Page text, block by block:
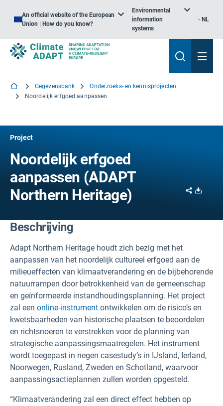
An official website of the European
Union | How do you know?
Environmental
information
systems
NL
Gegevensbank
Onderzoeks- en kennisprojecten
Noordelijk erfgoed aanpassen
Project
Noordelijk erfgoed
aanpassen (ADAPT
Northern Heritage)
Share
Beschrijving
Adapt Northern Heritage houdt zich bezig met het
aanpassen van het noordelijk cultureel erfgoed aan de
milieueffecten van klimaatverandering en de bijbehorende
natuurrampen door betrokkenheid van de gemeenschap
en geïnformeerde instandhoudingsplanning. Het project
zal een online-instrument ontwikkelen om de risico’s en
kwetsbaarheden van historische plaatsen te beoordelen
en richtsnoeren te verstrekken voor de planning van
strategische aanpassingsmaatregelen. Het instrument
wordt toegepast in negen casestudy’s in IJsland, Ierland,
Noorwegen, Rusland, Zweden en Schotland, waarvoor
aanpassingsactieplannen zullen worden opgesteld.
“Klimaatverandering zal een direct effect hebben op